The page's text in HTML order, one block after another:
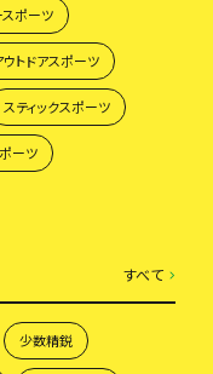
スポーツ
ウトドアスポーツ
スティックスポーツ
ーツ
すべて
少数精鋭